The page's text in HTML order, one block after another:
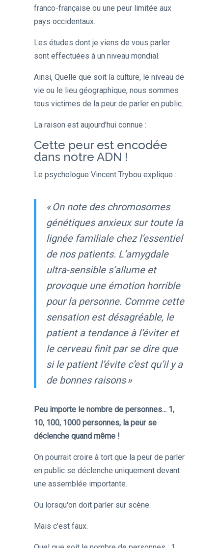
franco-française ou une peur limitée aux
pays occidentaux.
Les études dont je viens de vous parler
sont effectuées à un niveau mondial.
Ainsi, Quelle que soit la culture, le niveau de
vie ou le lieu géographique, nous sommes
tous victimes de la peur de parler en public.
La raison est aujourd'hui connue :
Cette peur est encodée
dans notre ADN !
Le psychologue Vincent Trybou explique :
« On note des chromosomes
génétiques anxieuxsur toute la
lignée familiale chez l’essentiel
de nos patients. L’amygdale
ultra-sensibles’allume et
provoque une émotion horrible
pour la personne. Comme cette
sensation est désagréable, le
patient a tendance à l’éviter et
le cerveau finit par se dire que
si le patient l’évite c’est qu’il y a
de bonnes raisons »
Peu importe le nombre de personnes... 1,
10, 100, 1000 personnes, la peur se
déclenche quand même !
On pourrait croire à tort que la peur de parler
en public se déclenche uniquement devant
une assemblée importante.
Ou lorsqu'on doit parler sur scène.
Mais c'est faux.